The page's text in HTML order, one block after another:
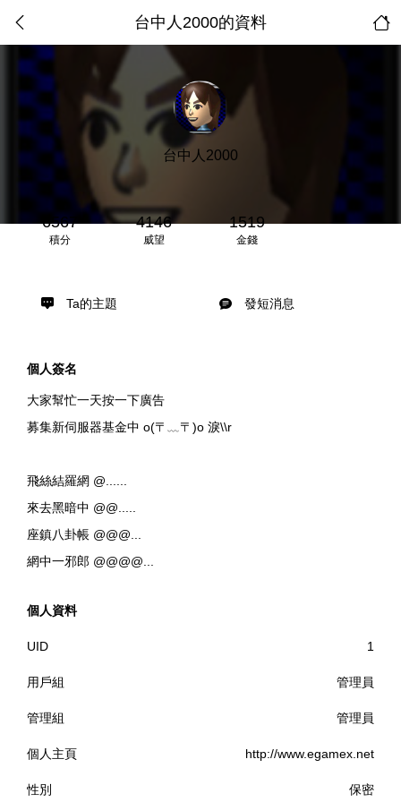
台中人2000的資料
台中人2000
6567
積分
4146
威望
1519
金錢
Ta的主題 發短消息
個人簽名
大家幫忙一天按一下廣告
募集新伺服器基金中 o(〒﹏〒)o 淚\\r
飛絲結羅網 @......
來去黑暗中 @@.....
座鎮八卦帳 @@@...
網中一邪郎 @@@@...
個人資料
UID 1
用戶組 管理員
管理組 管理員
個人主頁 http://www.egamex.net
性別 保密